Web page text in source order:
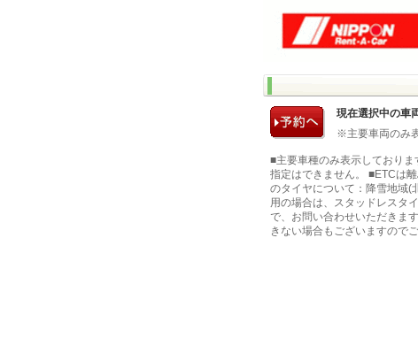
現在選択中の車
※主要車両のみ
■主要車種のみ表示しており
指定はできません。 ■ETCは
のタイヤについて：降雪地域(
用の場合は、スタッドレスタ
で、お問い合わせいただきま
きない場合もございますので